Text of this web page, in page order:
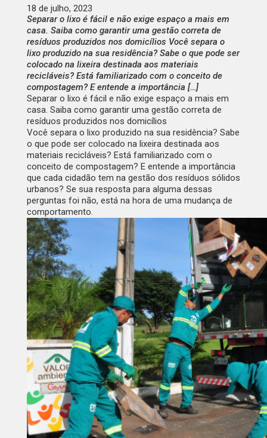
18 de julho, 2023
Separar o lixo é fácil e não exige espaço a mais em
casa. Saiba como garantir uma gestão correta de
resíduos produzidos nos domicílios Você separa o
lixo produzido na sua residência? Sabe o que pode ser
colocado na lixeira destinada aos materiais
recicláveis? Está familiarizado com o conceito de
compostagem? E entende a importância […]
Separar o lixo é fácil e não exige espaço a mais em
casa. Saiba como garantir uma gestão correta de
resíduos produzidos nos domicílios
Você separa o lixo produzido na sua residência? Sabe
o que pode ser colocado na lixeira destinada aos
materiais recicláveis? Está familiarizado com o
conceito de compostagem? E entende a importância
que cada cidadão tem na gestão dos resíduos sólidos
urbanos? Se sua resposta para alguma dessas
perguntas foi não, está na hora de uma mudança de
comportamento.